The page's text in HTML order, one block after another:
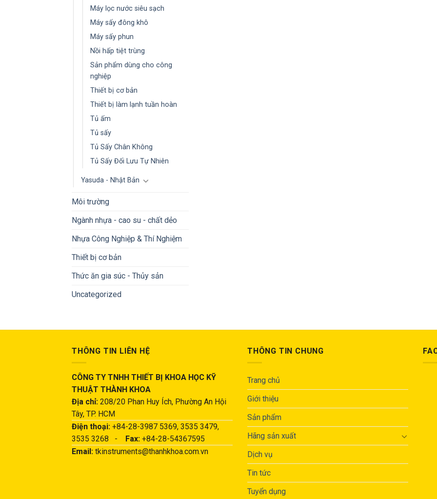
Máy lọc nước siêu sạch
Máy sấy đông khô
Máy sấy phun
Nồi hấp tiệt trùng
Sản phẩm dùng cho công
nghiệp
Thiết bị cơ bản
Thiết bị làm lạnh tuần hoàn
Tủ ấm
Tủ sấy
Tủ Sấy Chân Không
Tủ Sấy Đối Lưu Tự Nhiên
Yasuda - Nhật Bản
Môi trường
Ngành nhựa - cao su - chất dẻo
Nhựa Công Nghiệp & Thí Nghiệm
Thiết bị cơ bản
Thức ăn gia súc - Thủy sản
Uncategorized
THÔNG TIN LIÊN HỆ
CÔNG TY TNHH THIẾT BỊ KHOA HỌC KỸ
THUẬT THÀNH KHOA
Địa chỉ: 208/20 Phan Huy Ích, Phường An Hội
Tây, TP. HCM
Điện thoại: +84-28-3987 5369, 3535 3479,
3535 3268 -
Fax: +84-28-54367595
Email: tkinstruments@thanhkhoa.com.vn
THÔNG TIN CHUNG
Trang chủ
Giới thiệu
Sản phẩm
Hãng sản xuất
Dịch vụ
Tin tức
Tuyển dụng